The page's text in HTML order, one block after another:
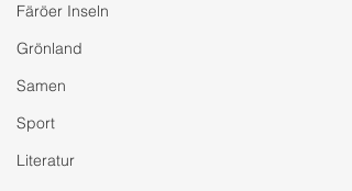
Färöer Inseln
Grönland
Samen
Sport
Literatur